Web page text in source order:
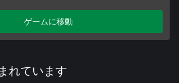
ゲームに移動
れています